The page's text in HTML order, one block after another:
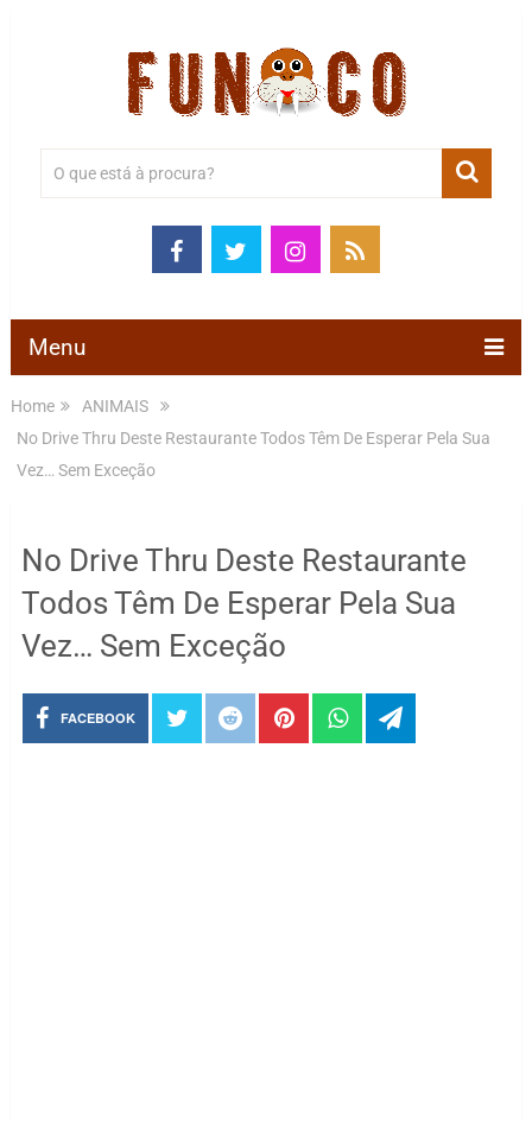
Menu
Home
ANIMAIS
No Drive Thru Deste Restaurante Todos Têm De Esperar Pela Sua
Vez… Sem Exceção
No Drive Thru Deste Restaurante
Todos Têm De Esperar Pela Sua
Vez… Sem Exceção
FACEBOOK